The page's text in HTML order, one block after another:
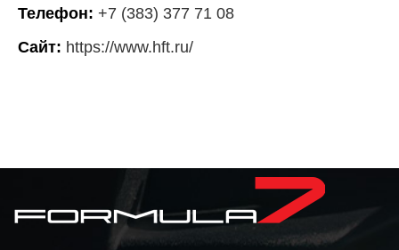
Телефон: +7 (383) 377 71 08
Сайт: https://www.hft.ru/